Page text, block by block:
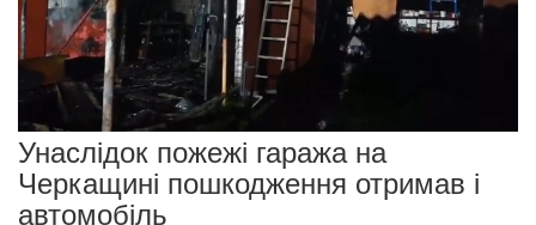
Унаслідок пожежі гаража на
Черкащині пошкодження отримав і
автомобіль